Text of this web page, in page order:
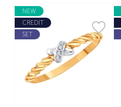
NEW
CREDIT
SET